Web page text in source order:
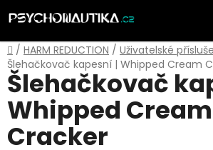
na
obsah
Domů
/ HARM REDUCTION / Uživatelské
Šlehačkovač kapesní | Whipped Cream
Šlehačkovač
Whipped Cream
Cracker